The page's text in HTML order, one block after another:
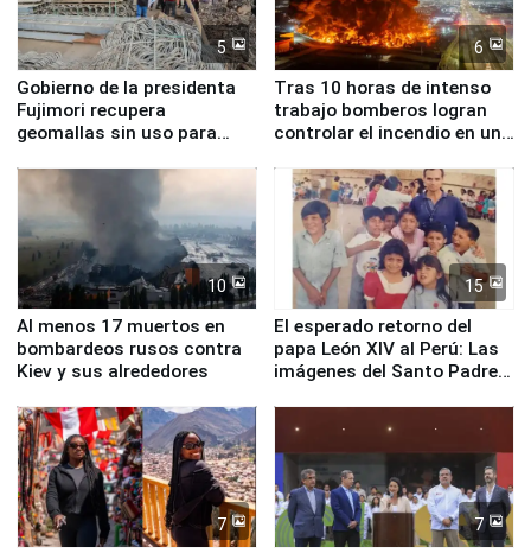
5
Gobierno de la presidenta
Fujimori recupera
geomallas sin uso para
Fenómeno El Niño
6
Tras 10 horas de intenso
trabajo bomberos logran
controlar el incendio en una
de Chile
10
Al menos 17 muertos en
bombardeos rusos contra
Kiev y sus alrededores
15
El esperado retorno del
papa León XIV al Perú: Las
imágenes del Santo Padre
7 7